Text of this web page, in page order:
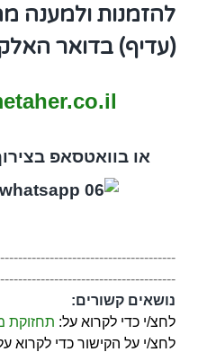
להזמנות ולמענה
(עדיף) בדואר
או בוואטסאפ
נושאים קשורים:
לחצ/י כדי לקרוא על: תחזוקת
לחצ/י על הקישור כדי לקרוא